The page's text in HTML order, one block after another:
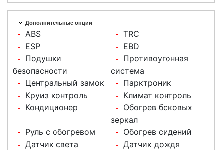
Дополнительные опции
- ABS - TRC
- ESP - EBD
-
Подушки
безопасности
-
Противоугонная
система
- Центральный замок - Парктроник
- Круиз контроль - Климат контроль
- Кондиционер -
Обогрев боковых
зеркал
- Руль с обогревом - Обогрев сидений
- Датчик света - Датчик дождя